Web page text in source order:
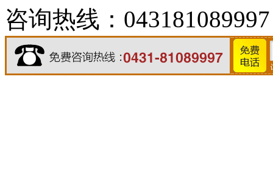
咨询热线：043181089997